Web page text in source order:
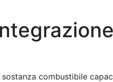
combustibile